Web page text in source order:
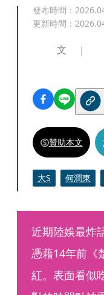
發布時間：
更新時間：
文
贊助本文
大S 何潤東
近期陸娛最炸
憑藉14年前《
紅。表面看似